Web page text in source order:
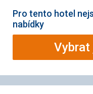
Pro tento hotel
nabídky
Vybrat